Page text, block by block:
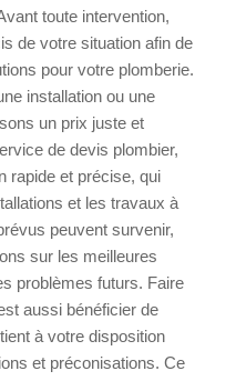
toute intervention,
de votre situation afin de
pour votre plomberie.
installation ou une
un prix juste et
de devis plombier,
rapide et précise, qui
et les travaux à
peuvent survenir,
sur les meilleures
problèmes futurs. Faire
aussi bénéficier de
à votre disposition
et préconisations. Ce